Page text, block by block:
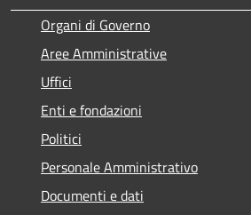
Organi di Governo
Aree Amministrative
Uffici
Enti e fondazioni
Politici
Personale Amministrativo
Documenti e dati